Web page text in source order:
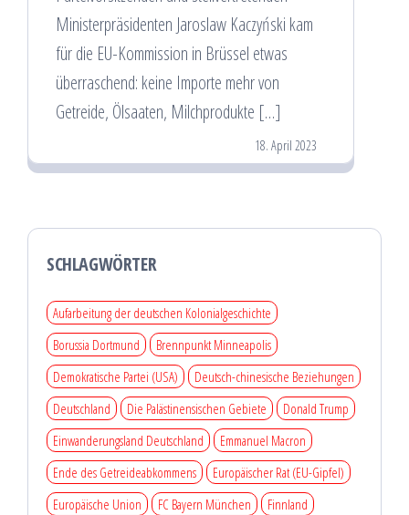
Ministerpräsidenten Jaroslaw Kaczyński kam
für die EU-Kommission in Brüssel etwas
überraschend: keine Importe mehr von
Getreide, Ölsaaten, Milchprodukte […]
18. April 2023
SCHLAGWÖRTER
Aufarbeitung der deutschen Kolonialgeschichte
Borussia Dortmund
Brennpunkt Minneapolis
Demokratische Partei (USA)
Deutsch-chinesische Beziehungen
Deutschland
Die Palästinensischen Gebiete
Donald Trump
Einwanderungsland Deutschland
Emmanuel Macron
Ende des Getreideabkommens
Europäischer Rat (EU-Gipfel)
Europäische Union
FC Bayern München
Finnland